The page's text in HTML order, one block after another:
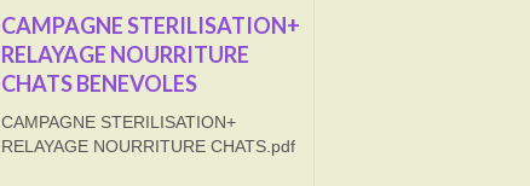
CAMPAGNE STERILISATION+
RELAYAGE NOURRITURE
CHATS BENEVOLES
CAMPAGNE STERILISATION+
RELAYAGE NOURRITURE CHATS.pdf